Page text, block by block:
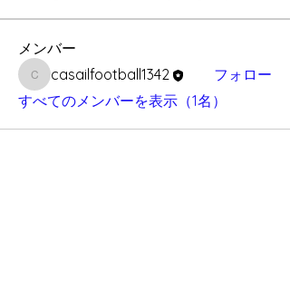
メンバー
casailfootball1342
casailfootball1342
フォロー
すべてのメンバーを表示（1名）